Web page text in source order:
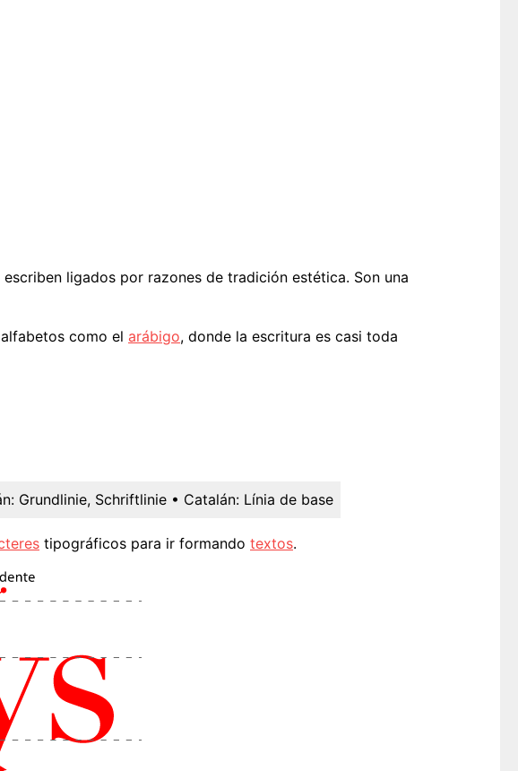
ligados por razones de tradición estética. Son una
como el arábigo, donde la escritura es casi toda
Grundlinie, Schriftlinie • Catalán: Línia de base
tipográficos para ir formando textos.